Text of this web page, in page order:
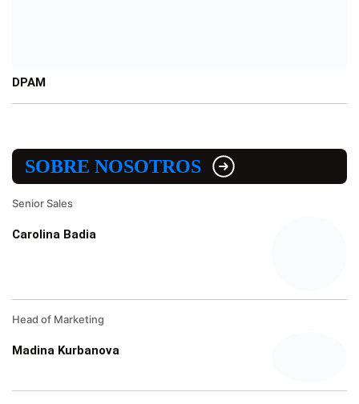
DPAM
SOBRE NOSOTROS
Senior Sales
Carolina Badia
Head of Marketing
Madina Kurbanova